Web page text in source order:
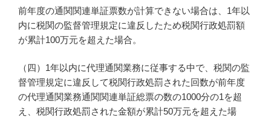
前年度の通関関連単証票数が計算できない場合は、1年以
内に税関の監督管理規定に違反したため税関行政処罰額
が累計100万元を超えた場合。
（四）1年以内に代理通関業務に従事する中で、税関の監
督管理規定に違反して税関行政処罰された回数が前年度
の代理通関業務通関関連単証総票の数の1000分の1を超
え、税関行政処罰された金額が累計50万元を超えた場